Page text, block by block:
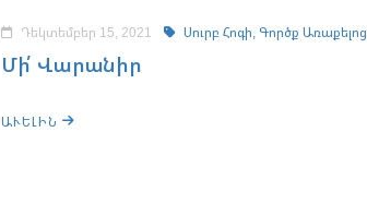
Դեկտեմբեր 15, 2021 Սուրբ Հոգի, Գործք Առաքելոց
Մի՛ Վարանիր
ԱՒԵԼԻՆ